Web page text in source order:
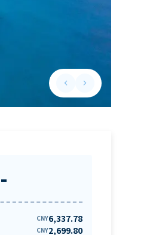
keyboard_arrow_leftPrevious slide
keyboard_arrow_rightNext slide
-
CNY6,337.78
CNY2,699.80